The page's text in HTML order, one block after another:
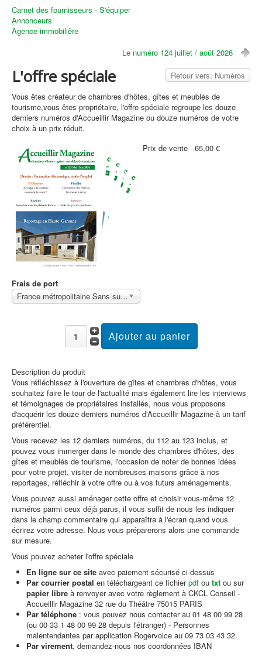
Carnet des fournisseurs - S'équiper
Annonceurs
Agence immobilière
Le numéro 124 juillet / août 2026
Retour vers: Numéros
L'offre spéciale
Vous êtes créateur de chambres d'hôtes, gîtes et meublés de
tourisme,vous êtes propriétaire, l'offre spéciale regroupe les douze
derniers numéros d'Accueillir Magazine ou douze numéros de votre
choix à un prix réduit.
Prix ​​de vente
65,00 €
Frais de port
France métropolitaine Sans surcoût
Description du produit
Vous réfléchissez à l'ouverture de gîtes et chambres d'hôtes, vous
souhaitez faire le tour de l'actualité mais également lire les interviews
et témoignages de propriétaires installés, nous vous proposons
d'acquérir les douze derniers numéros d'Accueillir Magazine à un tarif
préférentiel.
Vous recevez les 12 derniers numéros, du 112 au 123 inclus, et
pouvez vous immerger dans le monde des chambres d'hôtes, des
gîtes et meublés de tourisme, l'occasion de noter de bonnes idées
pour votre projet, visiter de nombreuses maisons grâce à nos
reportages, réfléchir à votre offre ou à vos futurs aménagements.
Vous pouvez aussi aménager cette offre et choisir vous-même 12
numéros parmi ceux déjà parus, il vous suffit de nous les indiquer
dans le champ commentaire qui apparaîtra à l'écran quand vous
écrirez votre adresse. Nous vous préparerons alors une commande
sur mesure.
Vous pouvez acheter l'offre spéciale
En ligne sur ce site avec paiement sécurisé ci-dessus
Par courrier postal en téléchargeant ce fichierpdf ou txt ou sur
papier libre à renvoyer avec votre règlement à CKCL Conseil -
Accueillir Magazine 32 rue du Théâtre 75015 PARIS
Par téléphone : vous pouvez nous contacter au 01 48 00 99 28
(ou 00 33 1 48 00 99 28 depuis l'étranger) - Personnes
malentendantes par application Rogervoice au 09 73 03 43 32.
Par virement, demandez-nous nos coordonnées IBAN